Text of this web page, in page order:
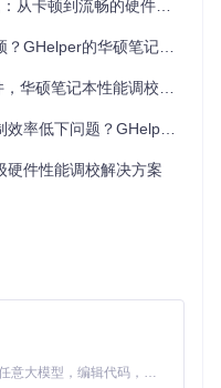
化，去除冗余功能模块，
、显卡模式控制和屏幕
航焦虑是最常见的困
实现续航时间的显著提
商务用户通过以下设置，
时延长至7.5小时：
耗上限
顿到流畅的硬件调校方案
的华硕笔记本优化实战指南
硕笔记本性能调校新选择
？GHelper的底层技术重构方案
硬件性能调校解决方案
Claude Code 的开源替代方案。连接任意大模型，编辑代码，运行命令，自动验证 — 全自动执行。用 Rust 构建，极致性能。 ｜ An open-source alternative to Claude Code. Connect any LLM, edit code, run commands, and verify changes — autonomously. Built in Rust for speed. Get Started